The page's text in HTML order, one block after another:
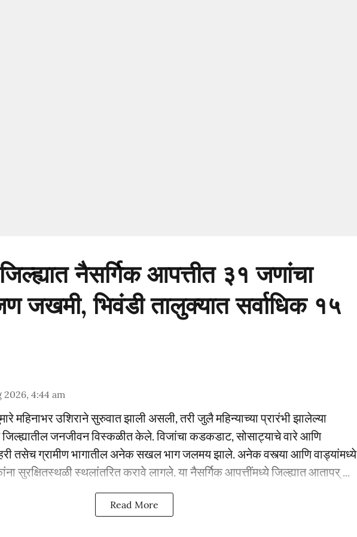
नैसर्गिक आपत्तीत ३१ जणांचा
जखमी, भिवंडी तालुक्यात सर्वाधिक १५
2026, 4:44 am
महिनाभर उशिराने सुरुवात झाली असली, तरी जुलै महिन्याच्या प्रारंभी झालेल्या
जनजीवन विस्कळीत केले. विजांचा कडकडाट, सोसाट्याचे वारे आणि
तसेच ग्रामीण भागातील अनेक सखल भाग जलमय झाले. अनेक वस्त्या आणि वाड्यांमध्ये
सुरक्षितस्थळी स्थलांतरित करावे लागले. या नैसर्गिक आपत्तींमध्ये जिल्ह्यात आतापर् ...
Read More